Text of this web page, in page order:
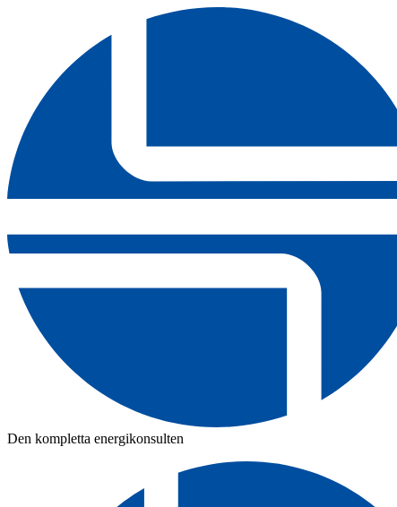
Den kompletta energikonsulten